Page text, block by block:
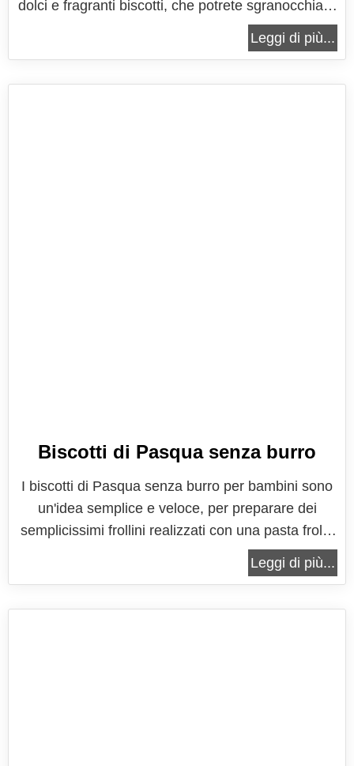
dolci e fragranti biscotti, che potrete sgranocchiare
così come sono o farcire con creme, marmellata o
Nutella. E' vero ognuno ha la sua ricetta per
Leggi di più...
Biscotti di Pasqua senza burro
I biscotti di Pasqua senza burro per bambini sono
un'idea semplice e veloce, per preparare dei
semplicissimi frollini realizzati con una pasta frolla
all'olio, decorati con cioccolato fondente e
zuccherini a piacere. La pasta frolla all'olio per me
Leggi di più...